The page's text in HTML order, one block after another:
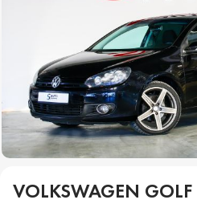
VOLKSWAGEN GOLF